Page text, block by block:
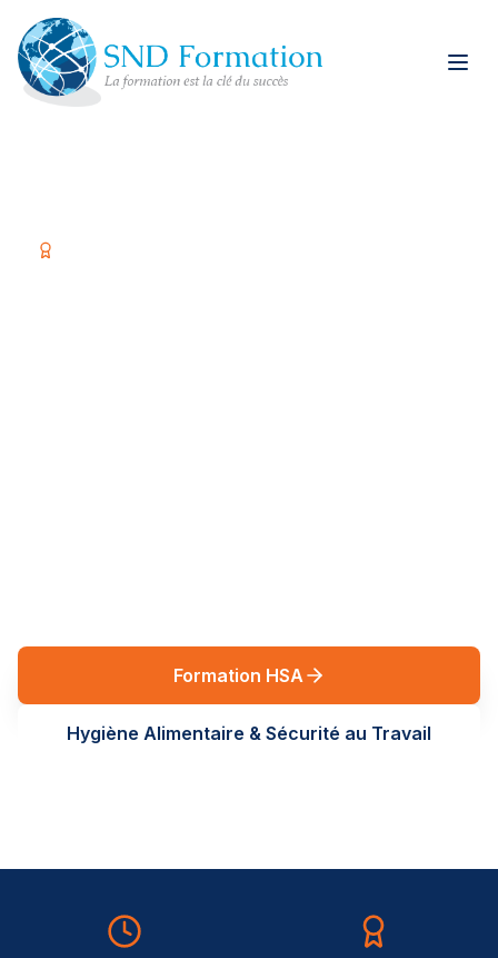
Formation HSA
Hygiène Alimentaire & Sécurité au Travail